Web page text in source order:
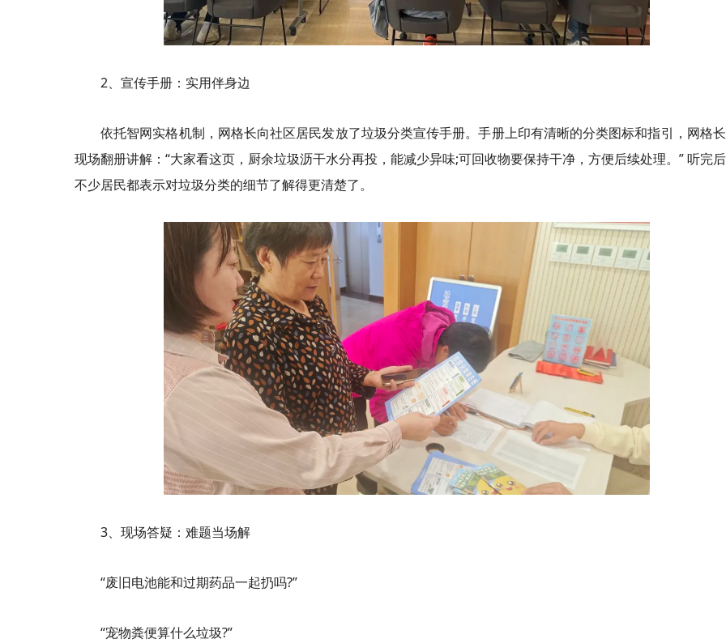
2、宣传手册：实用伴身边
依托智网实格机制，网格长向社区居民发放了垃圾分类宣传手册。手册上印有清晰的分类图标和指引，网格
现场翻册讲解：“大家看这页，厨余垃圾沥干水分再投，能减少异味;可回收物要保持干净，方便后续处理。” 听完
不少居民都表示对垃圾分类的细节了解得更清楚了。
3、现场答疑：难题当场解
“废旧电池能和过期药品一起扔吗?”
“宠物粪便算什么垃圾?”